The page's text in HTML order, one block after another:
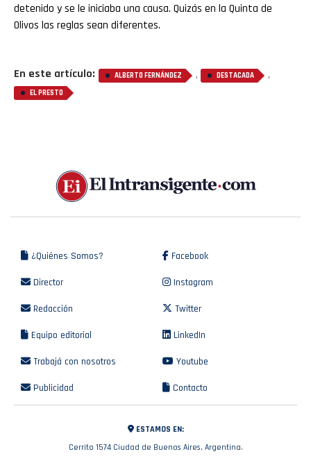
detenido y se le iniciaba una causa. Quizás en la Quinta de
Olivos las reglas sean diferentes.
En este artículo: ALBERTO FERNÁNDEZ , DESTACADA ,
EL PRESTO
¿Quiénes Somos?
Director
Redacción
Equipo editorial
Trabajá con nosotros
Publicidad
Facebook
Instagram
Twitter
LinkedIn
Youtube
Contacto
ESTAMOS EN:
Cerrito 1574 Ciudad de Buenos Aires, Argentina.